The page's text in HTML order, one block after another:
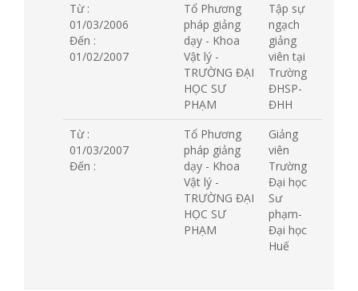
Từ :
01/03/2006
Đến :
01/02/2007
Tổ Phương
pháp giảng
dạy - Khoa
Vật lý -
TRƯỜNG ĐẠI
HỌC SƯ
PHẠM
Tập sự
ngạch
giảng
viên tại
Trường
ĐHSP-
ĐHH
Từ :
01/03/2007
Đến :
Tổ Phương
pháp giảng
dạy - Khoa
Vật lý -
TRƯỜNG ĐẠI
HỌC SƯ
PHẠM
Giảng
viên
Trường
Đại học
Sư
phạm-
Đại học
Huế